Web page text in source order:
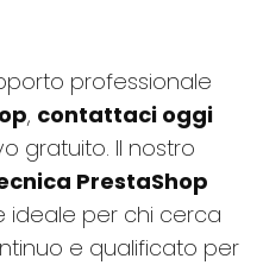
professionale
, contattaci oggi
gratuito. Il nostro
PrestaShop
ideale per chi cerca
e qualificato per